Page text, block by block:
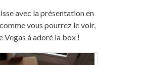
avec la présentation en
vous pourrez le voir,
Vegas à adoré la box !